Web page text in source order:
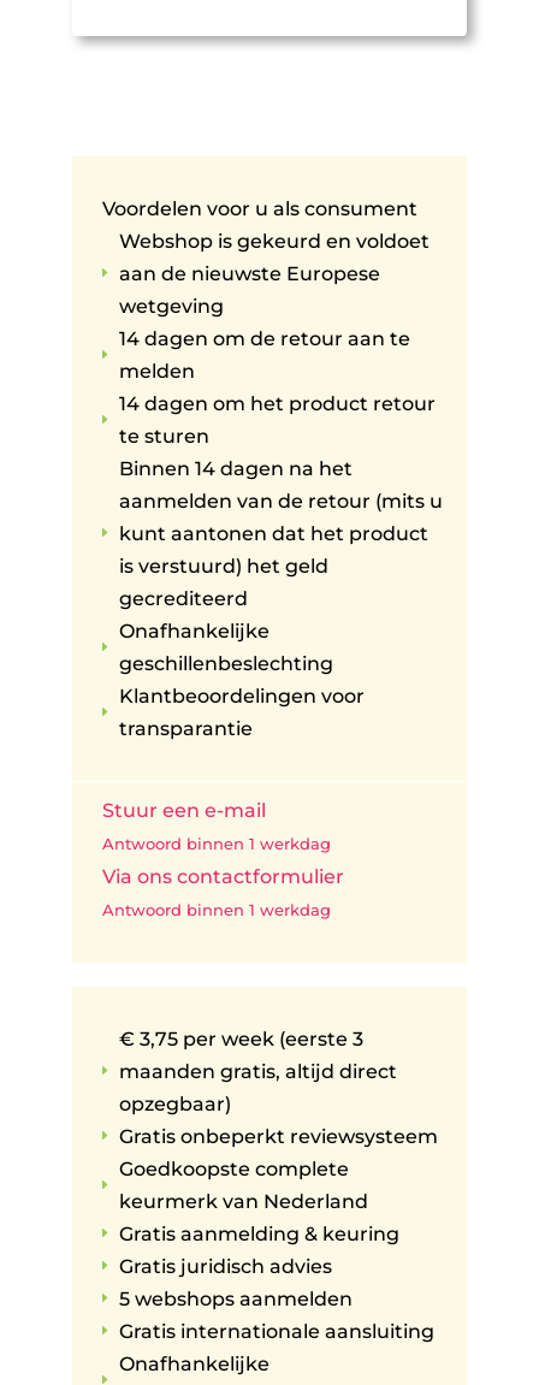
Voordelen voor u als consument
E
Webshop is gekeurd en voldoet
aan de nieuwste Europese
wetgeving
E
14 dagen om de retour aan te
melden
E
14 dagen om het product retour
te sturen
E
Binnen 14 dagen na het
aanmelden van de retour (mits u
kunt aantonen dat het product
is verstuurd) het geld
gecrediteerd
E
Onafhankelijke
geschillenbeslechting
E
Klantbeoordelingen voor
transparantie
Stuur een e-mail
Antwoord binnen 1 werkdag
Via ons contactformulier
Antwoord binnen 1 werkdag
E
€ 3,75 per week (eerste 3
maanden gratis, altijd direct
opzegbaar)
E Gratis onbeperkt reviewsysteem
E
Goedkoopste complete
keurmerk van Nederland
E Gratis aanmelding & keuring
E Gratis juridisch advies
E 5 webshops aanmelden
E Gratis internationale aansluiting
E
Onafhankelijke